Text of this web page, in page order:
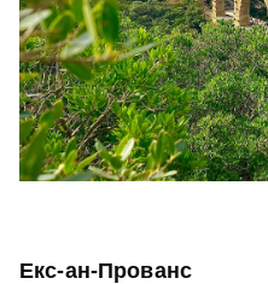
Екс-ан-Прованс